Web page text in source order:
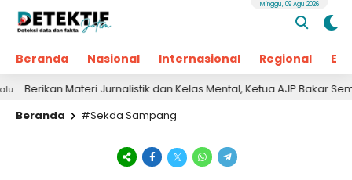
Beranda Nasional Internasional Regional
Minggu, 09 Agu 2026
Materi Jurnalistik dan Kelas Mental, Ketua AJP Bakar
Beranda
#Sekda Sampang